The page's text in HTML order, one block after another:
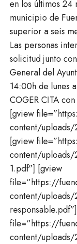
en los últimos 24
municipio de
superior a seis
Las personas
solicitud junto
General del
14:00h de lunes
COGER CITA
[gview
content/
[gview
content/uploads/
1.pdf”] [gview
file=”https://
content/
file=”https://
content/